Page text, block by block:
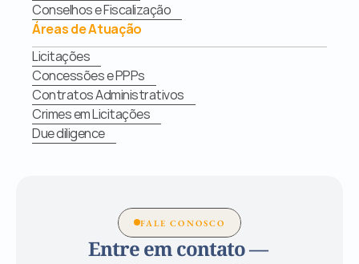
Conselhos e Fiscalização
Áreas de Atuação
Licitações
Concessões e PPPs
Contratos Administrativos
Crimes em Licitações
Due diligence
FALE CONOSCO
Entre em contato —